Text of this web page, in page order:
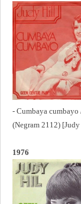
- Cumbaya
(Negram 2112)
1976